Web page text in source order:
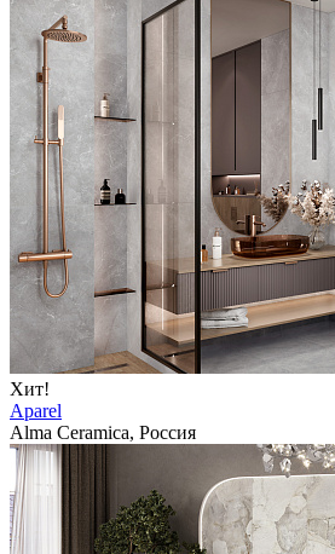
Хит!
Aparel
Alma Ceramica, Россия